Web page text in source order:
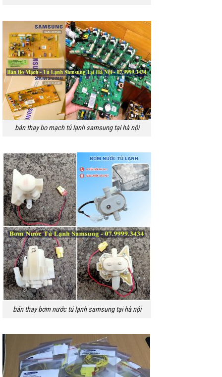
bán thay bo mạch tủ lạnh samsung tại hà nội
bán thay bơm nước tủ lạnh samsung tại hà nội